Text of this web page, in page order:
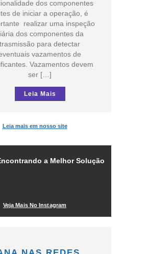
dos componentes
de iniciar a operação, é
realizar uma inspeção
dos componentes da
trasmissão para detectar
vazamentos de
Vazamentos devem
ser […]
Leia Mais
Leia mais em nosso site
Veja Mais No Instagram